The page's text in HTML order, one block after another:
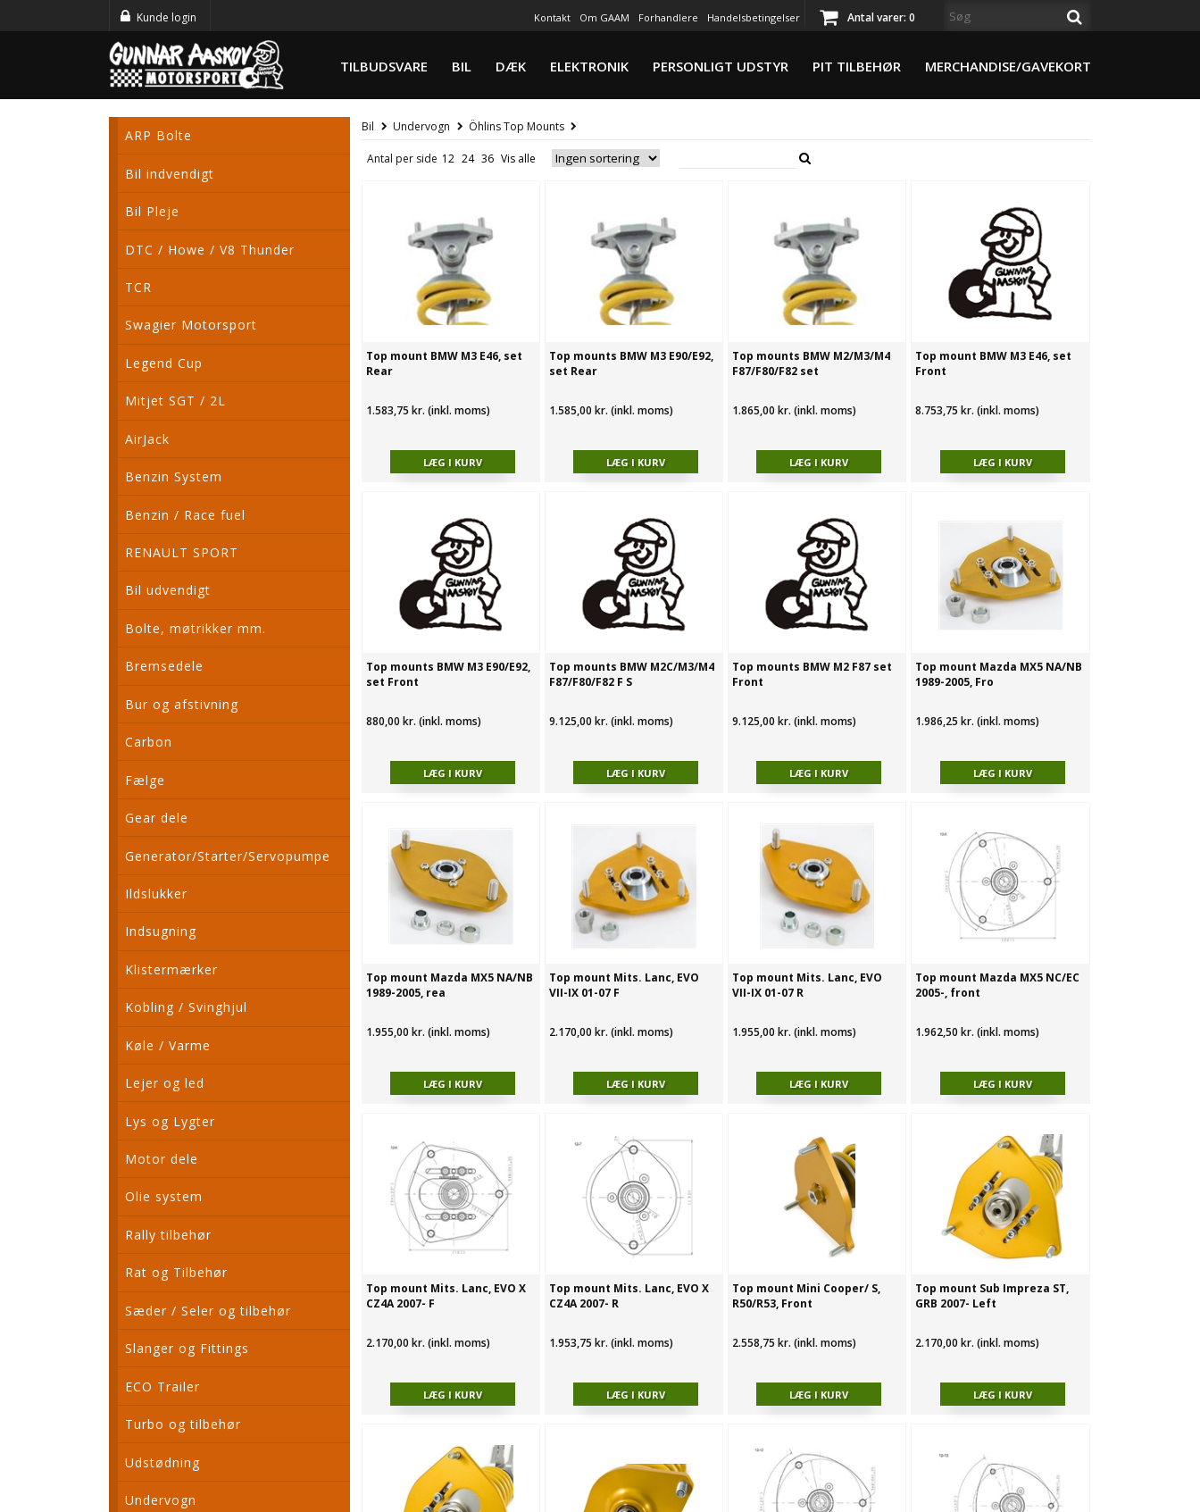
Kunde login Kontakt Om GAAM Forhandlere Handelsbetingelser Antal varer: 0
TILBUDSVARE BIL DÆK ELEKTRONIK PERSONLIGT UDSTYR PIT TILBEHØR MERCHANDISE/GAVEKORT
ARP Bolte
Bil indvendigt
Bil Pleje
DTC / Howe / V8 Thunder
TCR
Swagier Motorsport
Legend Cup
Mitjet SGT / 2L
AirJack
Benzin System
Benzin / Race fuel
RENAULT SPORT
Bil udvendigt
Bolte, møtrikker mm.
Bremsedele
Bur og afstivning
Carbon
Fælge
Gear dele
Generator/Starter/Servopumpe
Ildslukker
Indsugning
Klistermærker
Kobling / Svinghjul
Køle / Varme
Lejer og led
Lys og Lygter
Motor dele
Olie system
Rally tilbehør
Rat og Tilbehør
Sæder / Seler og tilbehør
Slanger og Fittings
ECO Trailer
Turbo og tilbehør
Udstødning
Undervogn
Bil Undervogn Öhlins Top Mounts
Antal per side
Top mount BMW M3 E46, set
Rear
1.583,75 kr. (inkl. moms)
Top mounts BMW M3 E90/E92,
set Rear
1.585,00 kr. (inkl. moms)
Top mounts BMW M2/M3/M4
F87/F80/F82 set
1.865,00 kr. (inkl. moms)
Top mount BMW M3 E46, set
Front
8.753,75 kr. (inkl. moms)
Top mounts BMW M3 E90/E92,
set Front
880,00 kr. (inkl. moms)
Top mounts BMW M2C/M3/M4
F87/F80/F82 F S
9.125,00 kr. (inkl. moms)
Top mounts BMW M2 F87 set
Front
9.125,00 kr. (inkl. moms)
Top mount Mazda MX5 NA/NB
1989-2005, Fro
1.986,25 kr. (inkl. moms)
Top mount Mazda MX5 NA/NB
1989-2005, rea
1.955,00 kr. (inkl. moms)
Top mount Mits. Lanc, EVO
VII-IX 01-07 F
2.170,00 kr. (inkl. moms)
Top mount Mits. Lanc, EVO
VII-IX 01-07 R
1.955,00 kr. (inkl. moms)
Top mount Mazda MX5 NC/EC
2005-, front
1.962,50 kr. (inkl. moms)
Top mount Mits. Lanc, EVO X
CZ4A 2007- F
2.170,00 kr. (inkl. moms)
Top mount Mits. Lanc, EVO X
CZ4A 2007- R
1.953,75 kr. (inkl. moms)
Top mount Mini Cooper/ S,
R50/R53, Front
2.558,75 kr. (inkl. moms)
Top mount Sub Impreza ST,
GRB 2007- Left
2.170,00 kr. (inkl. moms)